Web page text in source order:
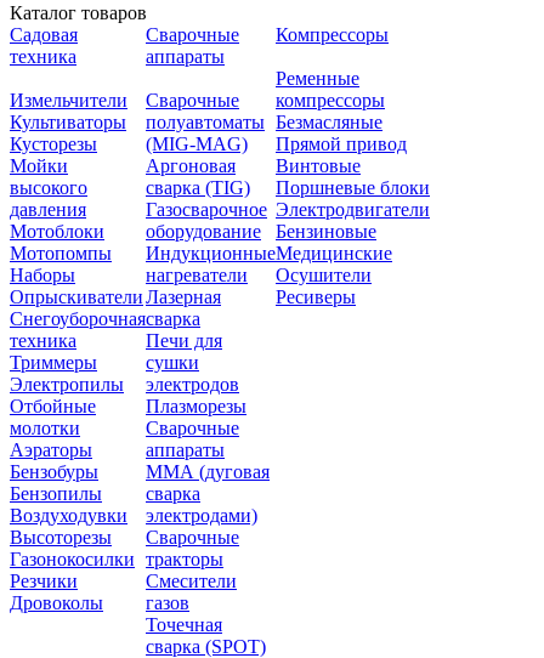
Каталог товаров
Садовая
техника
Измельчители
Культиваторы
Кусторезы
Мойки
высокого
давления
Мотоблоки
Мотопомпы
Наборы
Опрыскиватели
Снегоуборочная
техника
Триммеры
Электропилы
Отбойные
молотки
Аэраторы
Бензобуры
Бензопилы
Воздуходувки
Высоторезы
Газонокосилки
Резчики
Дровоколы
Сварочные
аппараты
Сварочные
полуавтоматы
(MIG-MAG)
Аргоновая
сварка (TIG)
Газосварочное
оборудование
Индукционные
нагреватели
Лазерная
сварка
Печи для
сушки
электродов
Плазморезы
Сварочные
аппараты
ММА (дуговая
сварка
электродами)
Сварочные
тракторы
Смесители
газов
Точечная
сварка (SPOT)
Компрессоры
Ременные
компрессоры
Безмасляные
Прямой привод
Винтовые
Поршневые блоки
Электродвигатели
Бензиновые
Медицинские
Осушители
Ресиверы